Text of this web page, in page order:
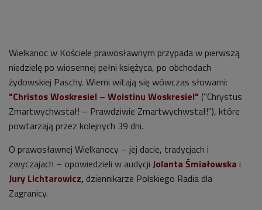
Wielkanoc w Kościele prawosławnym przypada w pierwszą
niedzielę po wiosennej pełni księżyca, po obchodach
żydowskiej Paschy. Wierni witają się wówczas słowami:
"Christos Woskresie! – Woistinu Woskresie!" ("Chrystus
Zmartwychwstał! – Prawdziwie Zmartwychwstał!"), które
powtarzają przez kolejnych 39 dni.
O prawosławnej Wielkanocy – jej dacie, tradycjach i
zwyczajach – opowiedzieli w audycji Jolanta Śmiałowska i
Jury Lichtarowicz, dziennikarze Polskiego Radia dla
Zagranicy.